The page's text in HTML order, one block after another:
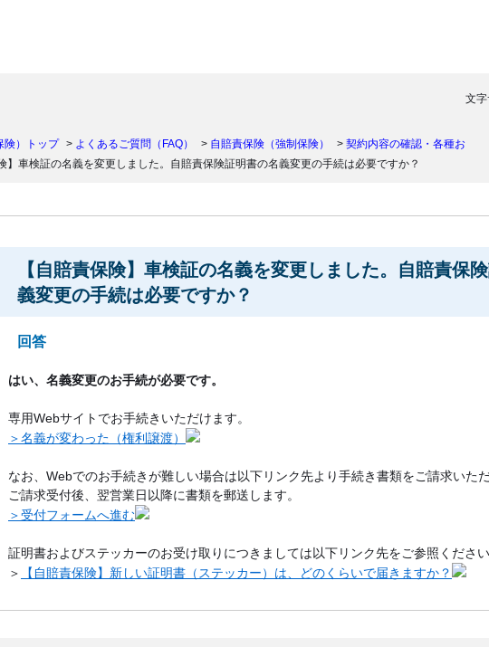
文
険）トップ > よくあるご質問（FAQ） > 自賠責保険（強制保険） > 契約内容の確認・各種お
】車検証の名義を変更しました。自賠責保険証明書の名義変更の手続は必要ですか？
【自賠責保険】車検証の名義を変更しました。自賠責保
義変更の手続は必要ですか？
回答
はい、名義変更のお手続が必要です。
専用Webサイトでお手続きいただけます。
＞名義が変わった（権利譲渡）
なお、Webでのお手続きが難しい場合は以下リンク先より手続き書類をご請求いただ
ご請求受付後、翌営業日以降に書類を郵送します。
＞受付フォームへ進む
証明書およびステッカーのお受け取りにつきましては以下リンク先をご参照ください
＞
【自賠責保険】新しい証明書（ステッカー）は、どのくらいで届きますか？